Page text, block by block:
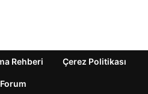
Rehberi Çerez Politikası
Forum